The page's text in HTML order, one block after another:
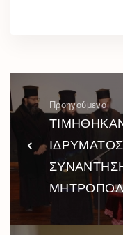
Προηγούμενο